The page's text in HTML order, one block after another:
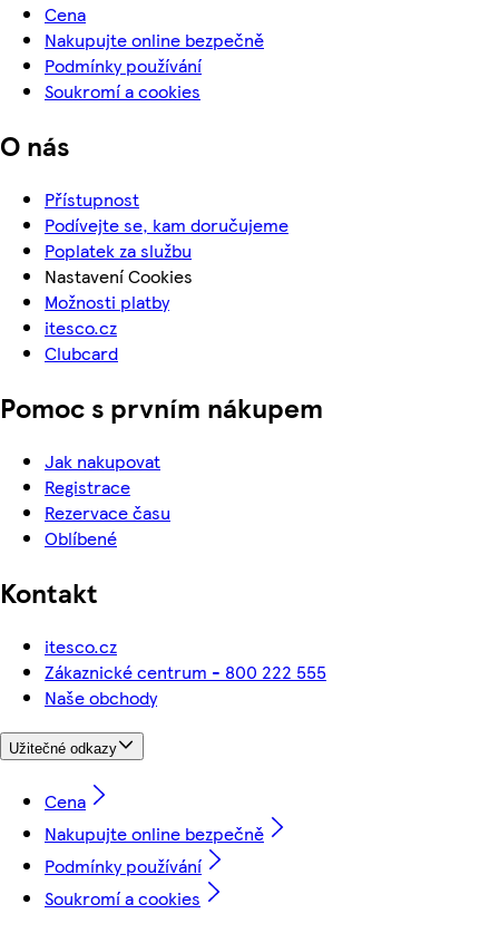
Cena
Nakupujte online bezpečně
Podmínky používání
Soukromí a cookies
O nás
Přístupnost
Podívejte se, kam doručujeme
Poplatek za službu
Nastavení Cookies
Možnosti platby
itesco.cz
Clubcard
Pomoc s prvním nákupem
Jak nakupovat
Registrace
Rezervace času
Oblíbené
Kontakt
itesco.cz
Zákaznické centrum - 800 222 555
Naše obchody
Užitečné odkazy
Cena
Nakupujte online bezpečně
Podmínky používání
Soukromí a cookies